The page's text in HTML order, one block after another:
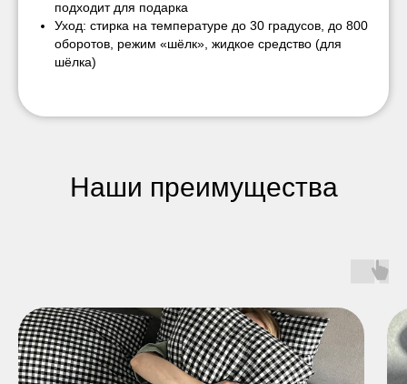
подходит для подарка
Уход: стирка на температуре до 30 градусов, до 800
оборотов, режим «шёлк», жидкое средство (для
шёлка)
Наши преимущества